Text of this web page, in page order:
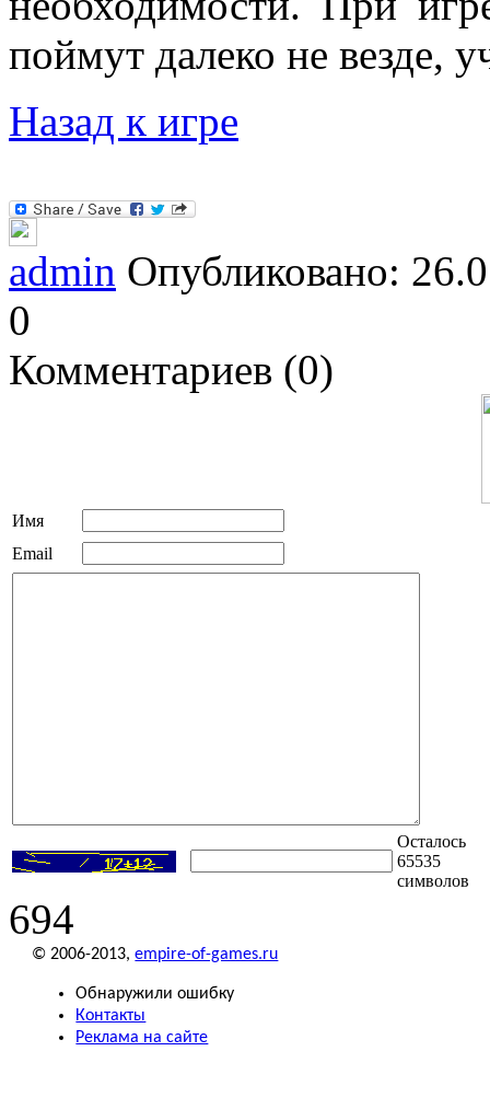
поймут далеко не везде,
Назад к игре
admin Опубликовано:
0
Комментариев (0)
Имя
Email
Осталось
65535
символов
694
© 2006-2013,empire-of-games.ru
Обнаружили ошибку
Контакты
Реклама на сайте